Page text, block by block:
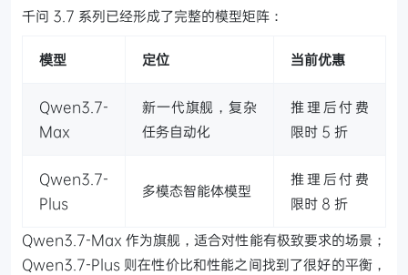
千问 3.7 系列已经形成了完整的模型矩阵：
模型 定位 当前优惠
Qwen3.7-
Max
新一代旗舰，复杂
任务自动化
推理后付费
限时 5 折
Qwen3.7-
Plus
多模态智能体模型
推理后付费
限时 8 折
Qwen3.7-Max 作为旗舰，适合对性能有极致要求的场景；
Qwen3.7-Plus 则在性价比和性能之间找到了很好的平衡，